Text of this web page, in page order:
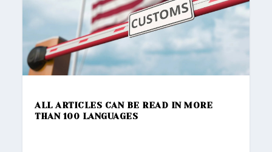
ALL ARTICLES CAN BE READ IN MORE
THAN 100 LANGUAGES